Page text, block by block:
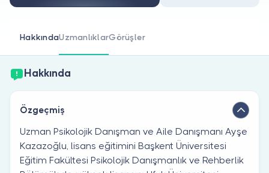
HakkındaUzmanlıklarGörüşler
Hakkında
Özgeçmiş
Uzman Psikolojik Danışman ve Aile Danışmanı Ayşe
Kazazoğlu, lisans eğitimini Başkent Üniversitesi
Eğitim Fakültesi Psikolojik Danışmanlık ve Rehberlik